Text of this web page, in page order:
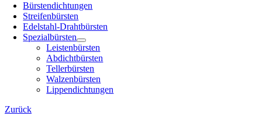
Bürstendichtungen
Streifenbürsten
Edelstahl-Drahtbürsten
Spezialbürsten
Leistenbürsten
Abdichtbürsten
Tellerbürsten
Walzenbürsten
Lippendichtungen
Zurück